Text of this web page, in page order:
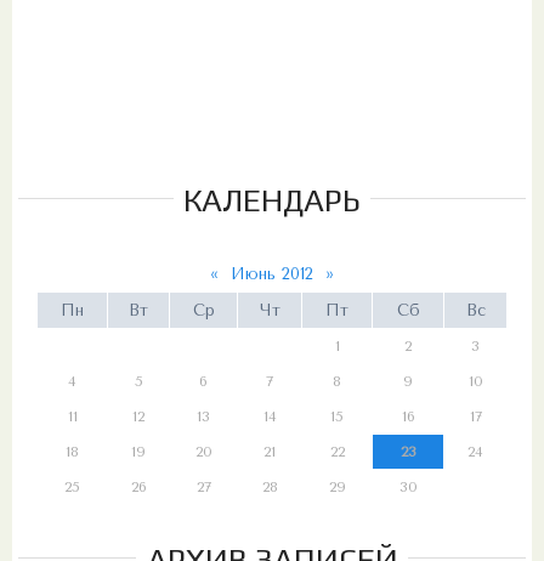
КАЛЕНДАРЬ
« Июнь 2012
»
Пн
Вт Ср Чт Пт Сб Вс
1 2 3
4 5 6 7 8 9 10
11 12 13 14 15 16 17
18 19 20 21 22 23 24
25 26 27 28 29 30